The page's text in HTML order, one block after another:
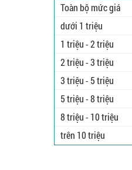
Toàn bộ mức giá
dưới 1 triệu
1 triệu - 2 triệu
2 triệu - 3 triệu
3 triệu - 5 triệu
5 triệu - 8 triệu
8 triệu - 10 triệu
trên 10 triệu